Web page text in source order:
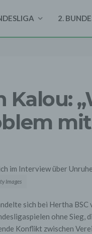
2.
Kalou:
Images
sich bei Hertha
ohne Sieg,
Konflikt zwischen